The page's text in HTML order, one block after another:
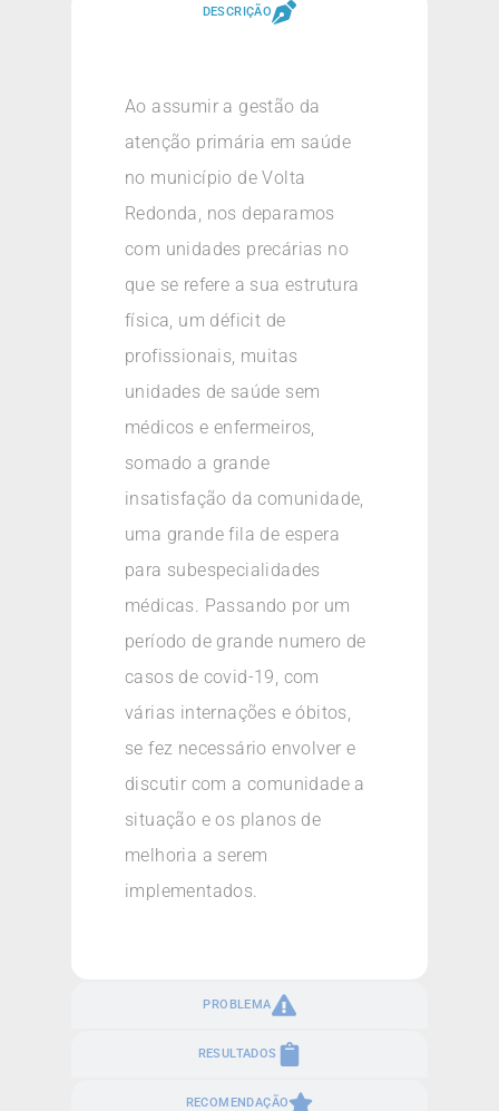
DESCRIÇÃO
PROBLEMA
RESULTADOS
RECOMENDAÇÃO
Ao assumir a gestão da
atenção primária em saúde
no município de Volta
Redonda, nos deparamos
com unidades precárias no
que se refere a sua estrutura
física, um déficit de
profissionais, muitas
unidades de saúde sem
médicos e enfermeiros,
somado a grande
insatisfação da comunidade,
uma grande fila de espera
para subespecialidades
médicas. Passando por um
período de grande numero de
casos de covid-19, com
várias internações e óbitos,
se fez necessário envolver e
discutir com a comunidade a
situação e os planos de
melhoria a serem
implementados.